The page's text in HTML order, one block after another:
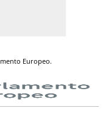
Europeo.